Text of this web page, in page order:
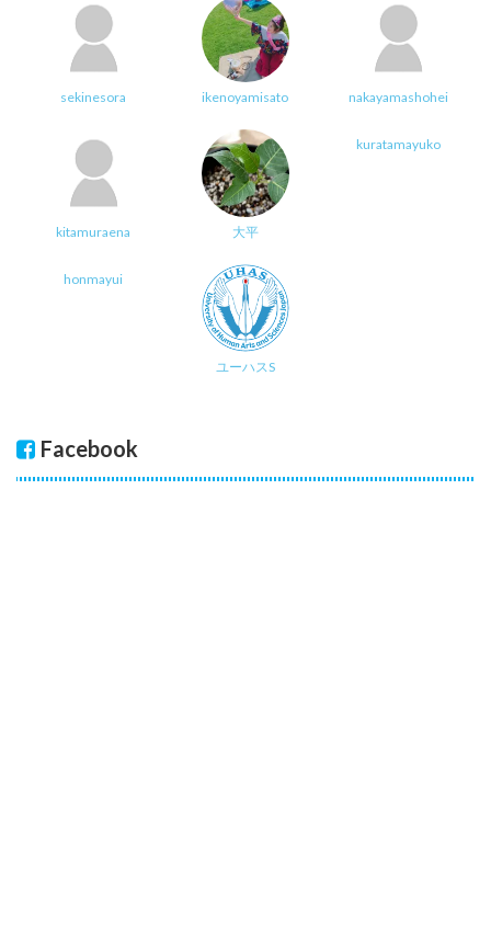
sekinesora ikenoyamisato nakayamashohei
kitamuraena 大平
kuratamayuko
honmayui
ユーハスS
Facebook